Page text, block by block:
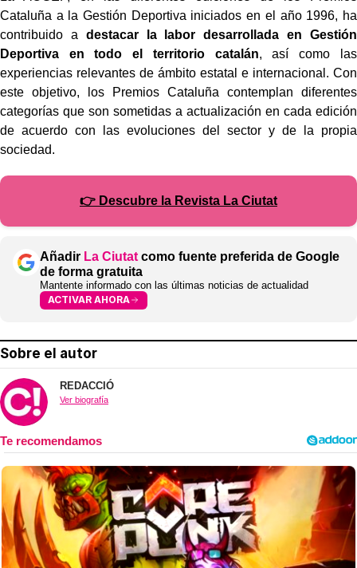
Cataluña a la Gestión Deportiva iniciados en el año 1996, ha
contribuido a destacar la labor desarrollada en Gestión
Deportiva en todo el territorio catalán, así como las
experiencias relevantes de ámbito estatal e internacional. Con
este objetivo, los Premios Cataluña contemplan diferentes
categorías que son sometidas a actualización en cada edición
de acuerdo con las evoluciones del sector y de la propia
sociedad.
👉 Descubre la Revista La Ciutat
Añadir La Ciutat como fuente preferida de Google
de forma gratuita
Mantente informado con las últimas noticias de actualidad
ACTIVAR AHORA
Sobre el autor
REDACCIÓ
Ver biografía